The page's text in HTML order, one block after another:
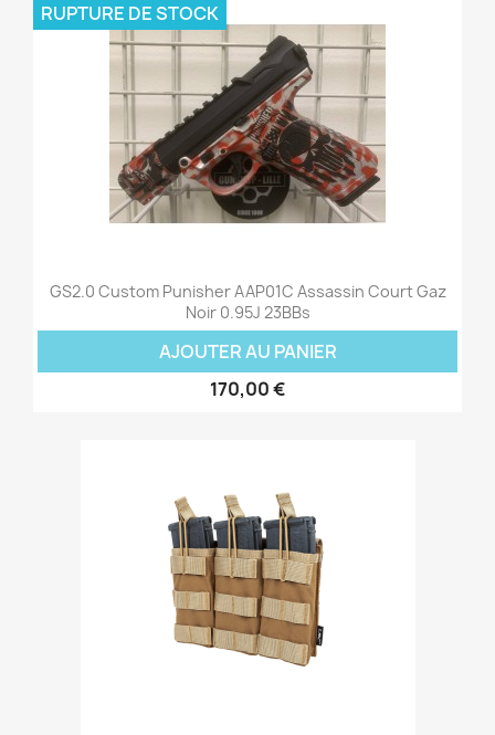
GS2.0 Custom Punisher AAP01C Assassin Court Gaz
Noir 0.95J 23BBs
AJOUTER AU PANIER
170,00 €
RUPTURE DE STOCK